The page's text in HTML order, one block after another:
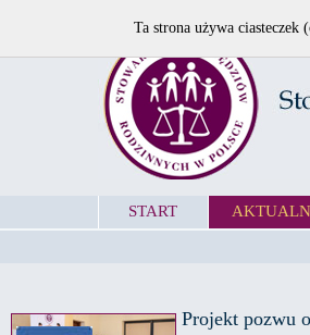
START
Projekt pozwu
Ta strona używa